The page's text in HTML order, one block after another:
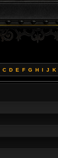
C D E F G H I J K